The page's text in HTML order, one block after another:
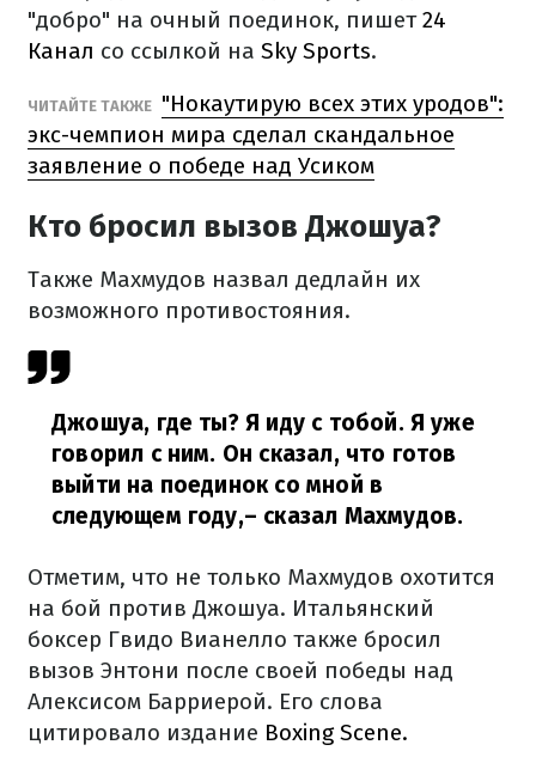
"добро" на очный поединок, пишет24
Канал со ссылкой на Sky Sports.
ЧИТАЙТЕ ТАКЖЕ "Нокаутирую всех этих уродов":
экс-чемпион мира сделал скандальное
заявление о победе над Усиком
Кто бросил вызов Джошуа?
Также Махмудов назвал дедлайн их
возможного противостояния.
Джошуа, где ты? Я иду с тобой. Я уже
говорил с ним. Он сказал, что готов
выйти на поединок со мной в
следующем году,– сказал Махмудов.
Отметим, что не только Махмудов охотится
на бой против Джошуа. Итальянский
боксер Гвидо Вианелло также бросил
вызов Энтони после своей победы над
Алексисом Барриерой. Его слова
цитировало издание Boxing Scene.